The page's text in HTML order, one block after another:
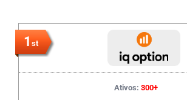
1st
Ativos: 300+